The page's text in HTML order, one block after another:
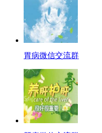
胃病微信交流群